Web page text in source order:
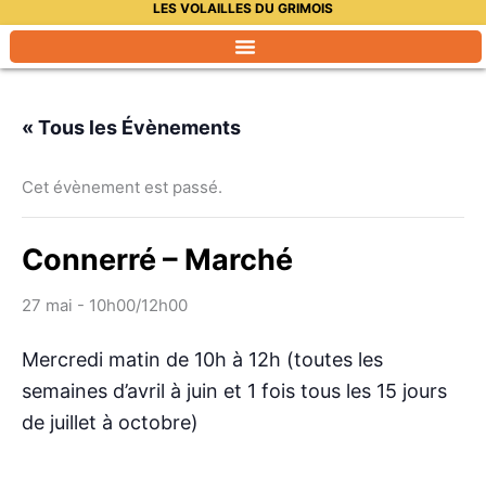
contenu
LES VOLAILLES DU GRIMOIS
« Tous les Évènements
Cet évènement est passé.
Connerré – Marché
27 mai - 10h00/12h00
Mercredi matin de 10h à 12h (toutes les
semaines d’avril à juin et 1 fois tous les 15 jours
de juillet à octobre)